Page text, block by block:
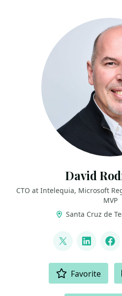
David
CTO at Intelequia, Microsoft
MVP
Santa Cruz de
@davidjrh
LinkedIn
Favorite